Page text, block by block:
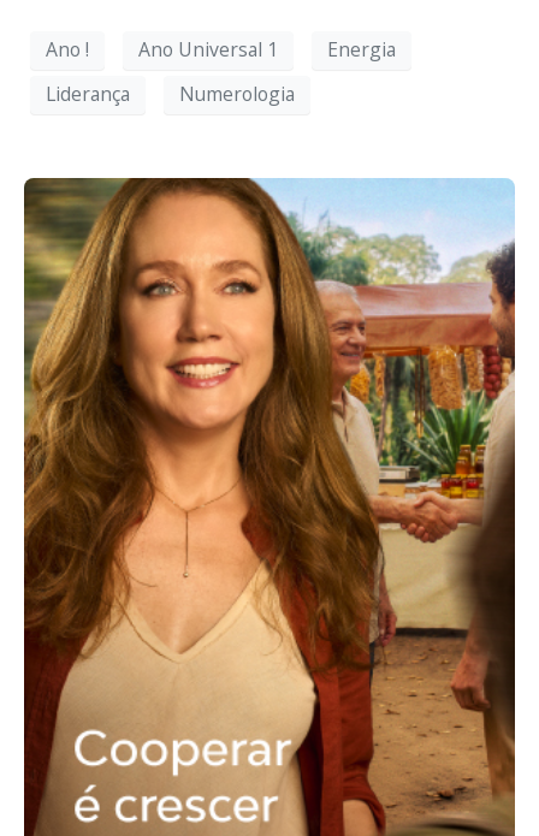
Ano ! Ano Universal 1
Energia
Liderança
Numerologia